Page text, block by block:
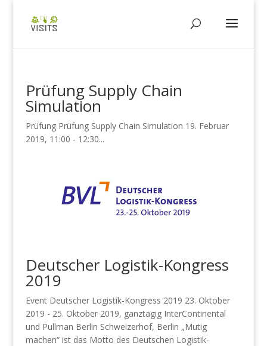
Prüfung Supply Chain
Simulation
Prüfung Prüfung Supply Chain Simulation 19. Februar
2019, 11:00 - 12:30...
Deutscher Logistik-Kongress
2019
Event Deutscher Logistik-Kongress 2019 23. Oktober
2019 - 25. Oktober 2019, ganztägig InterContinental
und Pullman Berlin Schweizerhof, Berlin „Mutig
machen“ ist das Motto des Deutschen Logistik-